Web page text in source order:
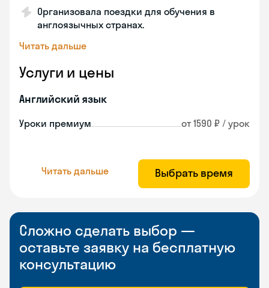
Организовала поездки для обучения в
англоязычных странах.
Читать дальше
Услуги и цены
Английский язык
Уроки премиум от 1590 ₽ / урок
Читать дальше Выбрать время
Сложно сделать выбор —
оставьте заявку на бесплатную
консультацию